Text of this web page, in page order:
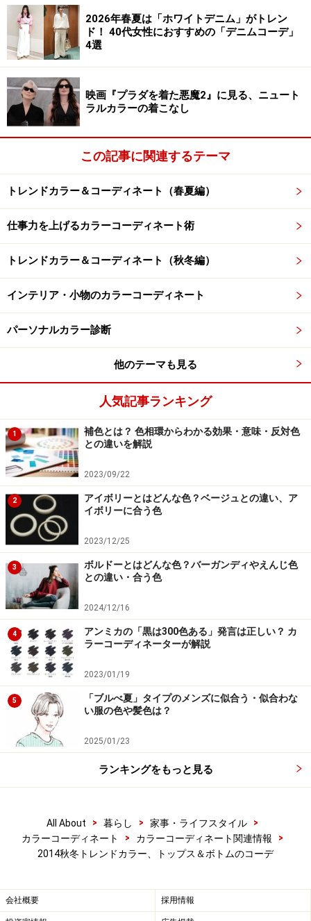
ようなグレイッシュなパステルトーン（ミステッドイエ
ロー、モーブミスト）に大別されます。
ニュートラルカラーは、秋冬シーズンにしては明るめの
2色（アルミニウム、コニャック）が選ばれています。
このように、変化に富んだカラーパレットなので、コー
工夫が求められるようです。
ト、パンツをピックアップ。コーディネート例をご紹介
します。
まずは、イエロー系が主役のコーディネート2選からご
覧下さい。
※記事内容は執筆時点のものです。最新の内容をご確認くださ
1/5
2026年春夏は「ホワイトデニム」がトレン
ド！ 40代女性におすすめの「デニムコーデ」
4選
映画『プラダを着た悪魔2』に見る、ニュート
ラルカラーの着こなし
この記事に関連するテーマ
トレンドカラー＆コーディネート（春夏編）
仕事力を上げるカラーコーディネート術
トレンドカラー＆コーディネート（秋冬編）
インテリア・小物のカラーコーディネート
パーソナルカラー診断
他のテーマも見る
人気記事ランキング
1
補色とは？ 色相環からわかる効果・意味・反対色
との違いを解説
2023/09/22
2
アイボリーとはどんな色？ベージュとの違い、ア
イボリーに合う色
2023/12/25
3
ボルドーとはどんな色？バーガンディやえんじ色
との違い・合う色
2024/12/16
4
アンミカの「黒は300色ある」発言は正しい？ カ
ラーコーディネーターが解説
2023/01/19
5
「ブルべ夏」タイプのメンズに似合う・似合わな
い服の色や髪色は？
2025/01/23
ランキングをもっと見る
All About > 暮らし > 家事・ライフスタイル
>
カラーコーディネート
> カラーコーディネート関連情報
>
2014秋冬トレンドカラー、トップス＆ボトムのコーデ
会社概要 採用情報